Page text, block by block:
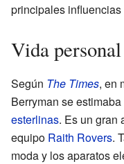
principales
Vida
Según The Times, en
Berryman se
esterlinas. Es un gran
equipo Raith Rovers.
moda y los aparatos